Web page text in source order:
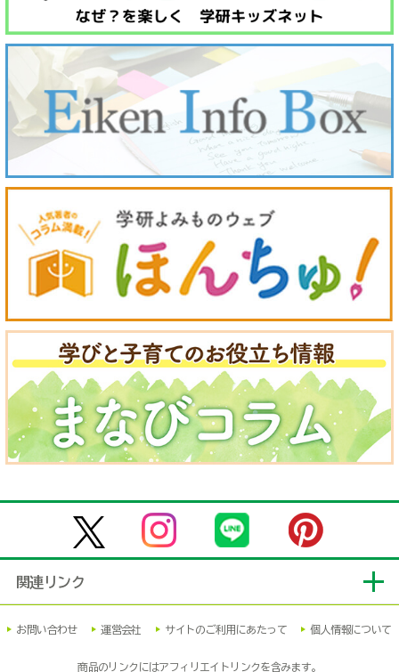
関連リンク
お問い合わせ 運営会社 サイトのご利用にあたって 個人情報について
商品のリンクにはアフィリエイトリンクを含みます。